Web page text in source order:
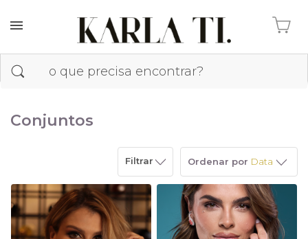
Conjuntos
Filtrar Ordenar por Data